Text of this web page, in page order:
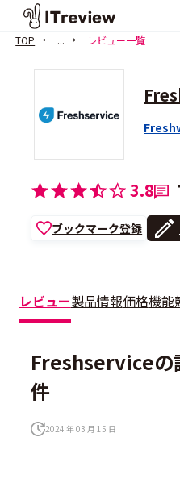
TOP ... レビュー一覧
3.8
ブックマーク登録
レビュー製品情報価格機能
Freshserviceの
件
2024 年 03 月 15 日